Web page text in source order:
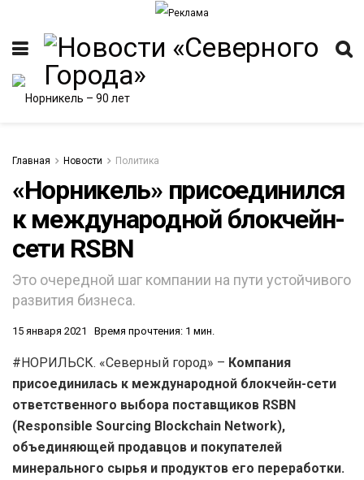
Главная Новости Политика
«Норникель» присоединился
к международной блокчейн-
сети RSBN
Это очередной шаг компании на пути устойчивого
развития бизнеса.
15 января 2021 Время прочтения: 1 мин.
#НОРИЛЬСК. «Северный город» – Компания
присоединилась к международной блокчейн-сети
ответственного выбора поставщиков RSBN
(Responsible Sourcing Blockchain Network),
объединяющей продавцов и покупателей
минерального сырья и продуктов его переработки.